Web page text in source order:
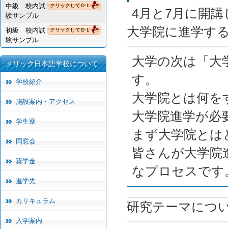
クリックしてＤＬ
中級 校内試
験サンプル
クリックしてＤＬ
初級 校内試
験サンプル
メリック日本語学校について
学校紹介
施設案内・アクセス
学生寮
同窓会
奨学金
進学先
カリキュラム
入学案内
4月と7月に開
大学院に進学す
大学の次は「大
す。
大学院とは何を
大学院進学が必
まず大学院と
皆さんが大学
なプロセスです
研究テーマにつ